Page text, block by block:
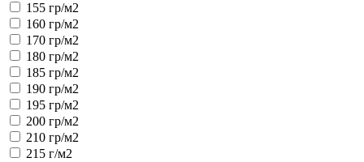
155 гр/м2
160 гр/м2
170 гр/м2
180 гр/м2
185 гр/м2
190 гр/м2
195 гр/м2
200 гр/м2
210 гр/м2
215 г/м2